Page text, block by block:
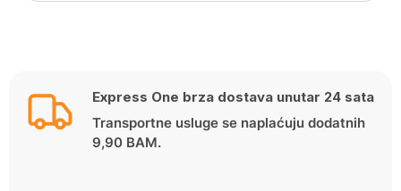
Express One brza dostava unutar 24 sata
Transportne usluge se naplaćuju dodatnih
9,90 BAM.